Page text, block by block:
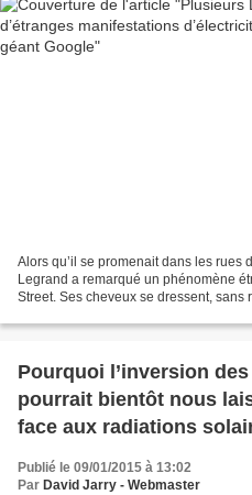
Alors qu’il se promenait dans les rues
Legrand a remarqué un phénomène
Street. Ses cheveux se dressent, sans
Pourquoi l’inversion
pourrait bientôt nous
face aux radiations
Publié le 09/01/2015 à 13:02
Par David Jarry - Webmaster